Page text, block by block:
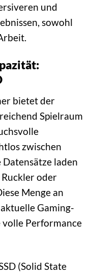
und
sowohl
bietet der
Spielraum
zwischen
laden
oder
Menge an
Gaming-
volle Performance
(Solid State